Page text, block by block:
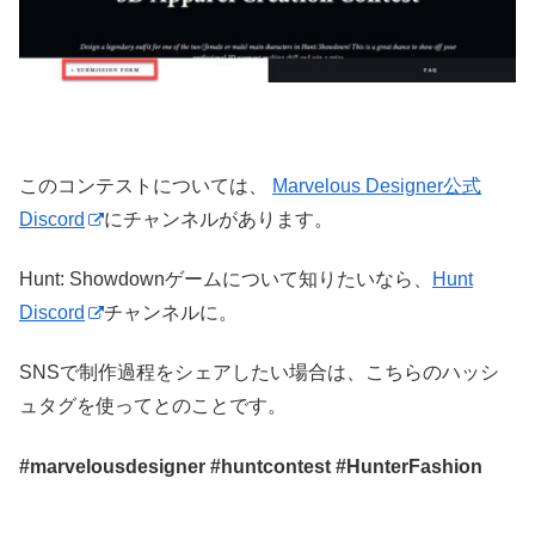
このコンテストについては、
Marvelous Designer公式
Discord
にチャンネルがあります。
Hunt: Showdownゲームについて知りたいなら、
Hunt
Discord
チャンネルに。
SNSで制作過程をシェアしたい場合は、こちらのハッシ
ュタグを使ってとのことです。
#marvelousdesigner #huntcontest #HunterFashion